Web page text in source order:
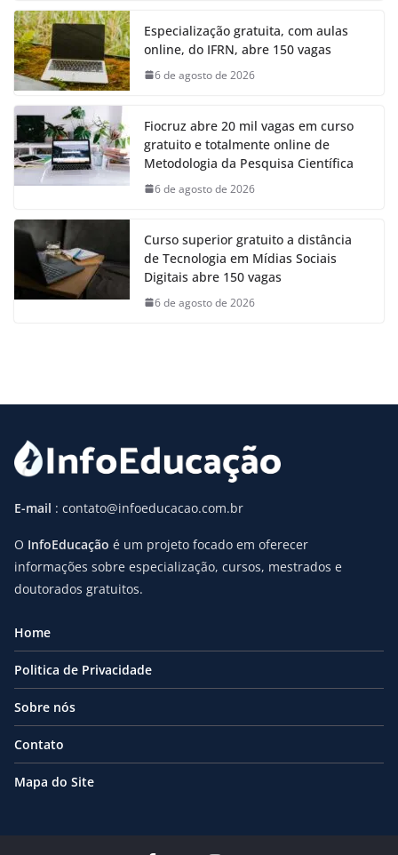
Especialização gratuita, com aulas
online, do IFRN, abre 150 vagas
6 de agosto de 2026
Fiocruz abre 20 mil vagas em curso
gratuito e totalmente online de
Metodologia da Pesquisa Científica
6 de agosto de 2026
Curso superior gratuito a distância
de Tecnologia em Mídias Sociais
Digitais abre 150 vagas
6 de agosto de 2026
E-mail : contato@infoeducacao.com.br
O InfoEducação é um projeto focado em oferecer
informações sobre especialização, cursos, mestrados e
doutorados gratuitos.
Home
Politica de Privacidade
Sobre nós
Contato
Mapa do Site